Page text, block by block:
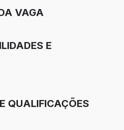
VAGA
E
QUALIFICAÇÕES